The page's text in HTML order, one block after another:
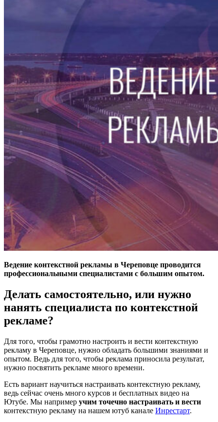
Ведение контекстной рекламы в Череповце проводится
профессиональными специалистами с большим опытом.
Делать самостоятельно, или нужно
нанять специалиста по контекстной
рекламе?
Для того, чтобы грамотно настроить и вести контекстную
рекламу в Череповце, нужно обладать большими знаниями и
опытом. Ведь для того, чтобы реклама приносила результат,
нужно посвятить рекламе много времени.
Есть вариант научиться настраивать контекстную рекламу,
ведь сейчас очень много курсов и бесплатных видео на
Ютубе. Мы например учим точечно настраивать и вести
контекстную рекламу на нашем ютуб канале Инрестарт.